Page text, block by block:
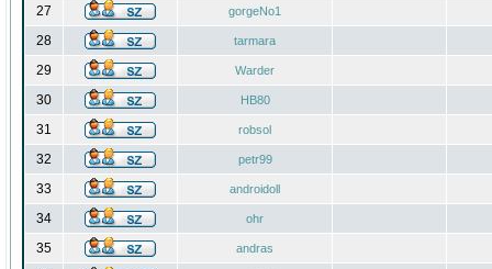
27 gorgeNo1
28 tarmara
29 Warder
30 HB80
31 robsol
32 petr99
33 androidoll
34 ohr
35 andras